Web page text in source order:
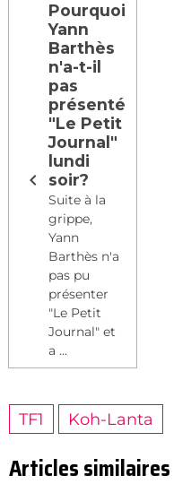
Pourquoi
Yann
Barthès
n'a-t-il
pas
présenté
"Le Petit
Journal"
lundi
soir?
Suite à la
grippe,
Yann
Barthès n'a
pas pu
présenter
"Le Petit
Journal" et
a ...
TF1 Koh-Lanta
Articles similaires